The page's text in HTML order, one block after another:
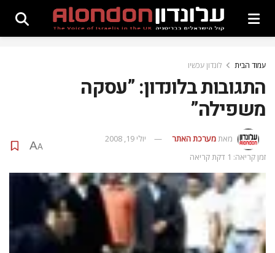
עמוד הבית לונדון עכשיו
התגובות בלונדון: ”עסקה
משפילה”
מאתמערכת האתר
יולי 19, 2008
זמן קריאה: 1 דקת קריאה
A
A